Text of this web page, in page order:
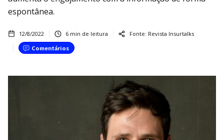
espontânea.
12/8/2022 6 min de leitura Fonte: Revista Insurtalks
Comentários